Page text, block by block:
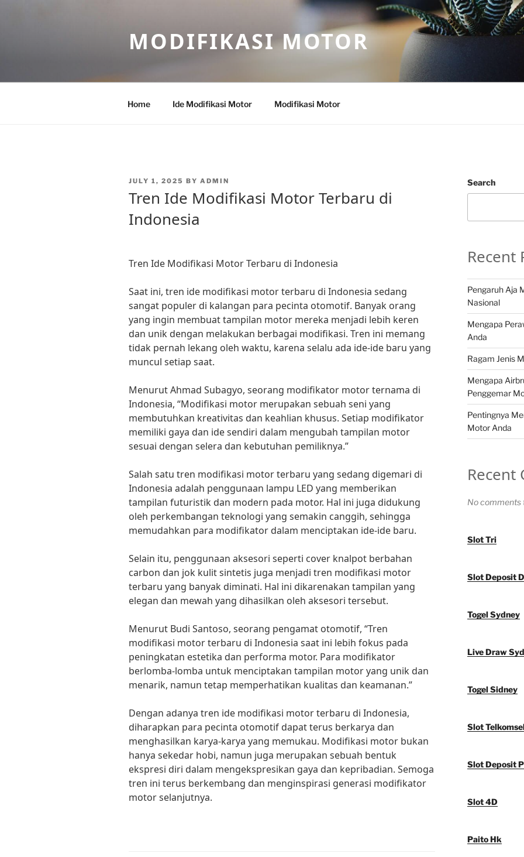
MODIFIKASI MOTOR
Home Ide Modifikasi Motor Modifikasi Motor
POSTED
JULY 1, 2025 BY ADMIN
Tren Ide Modifikasi Motor Terbaru di
Indonesia
Tren Ide Modifikasi Motor Terbaru di Indonesia
Saat ini, tren ide modifikasi motor terbaru di Indonesia sedang
sangat populer di kalangan para pecinta otomotif. Banyak orang
yang ingin membuat tampilan motor mereka menjadi lebih keren
dan unik dengan melakukan berbagai modifikasi. Tren ini memang
tidak pernah lekang oleh waktu, karena selalu ada ide-ide baru yang
muncul setiap saat.
Menurut Ahmad Subagyo, seorang modifikator motor ternama di
Indonesia, “Modifikasi motor merupakan sebuah seni yang
membutuhkan kreativitas dan keahlian khusus. Setiap modifikator
memiliki gaya dan ide sendiri dalam mengubah tampilan motor
sesuai dengan selera dan kebutuhan pemiliknya.”
Salah satu tren modifikasi motor terbaru yang sedang digemari di
Indonesia adalah penggunaan lampu LED yang memberikan
tampilan futuristik dan modern pada motor. Hal ini juga didukung
oleh perkembangan teknologi yang semakin canggih, sehingga
memudahkan para modifikator dalam menciptakan ide-ide baru.
Selain itu, penggunaan aksesori seperti cover knalpot berbahan
carbon dan jok kulit sintetis juga menjadi tren modifikasi motor
terbaru yang banyak diminati. Hal ini dikarenakan tampilan yang
elegan dan mewah yang dihasilkan oleh aksesori tersebut.
Menurut Budi Santoso, seorang pengamat otomotif, “Tren
modifikasi motor terbaru di Indonesia saat ini lebih fokus pada
peningkatan estetika dan performa motor. Para modifikator
berlomba-lomba untuk menciptakan tampilan motor yang unik dan
menarik, namun tetap memperhatikan kualitas dan keamanan.”
Dengan adanya tren ide modifikasi motor terbaru di Indonesia,
diharapkan para pecinta otomotif dapat terus berkarya dan
menghasilkan karya-karya yang memukau. Modifikasi motor bukan
hanya sekedar hobi, namun juga merupakan sebuah bentuk
ekspresi diri dalam mengekspresikan gaya dan kepribadian. Semoga
tren ini terus berkembang dan menginspirasi generasi modifikator
motor selanjutnya.
Search
Recent
Pengaruh Aja
Nasional
Mengapa
Anda
Ragam Jenis
Mengapa
Penggemar
Pentingnya
Motor Anda
Recent
No comments
Slot Tri
Slot Deposit
Togel Sydney
Live Draw
Togel Sidney
Slot
Slot Deposit
Slot 4D
Paito Hk